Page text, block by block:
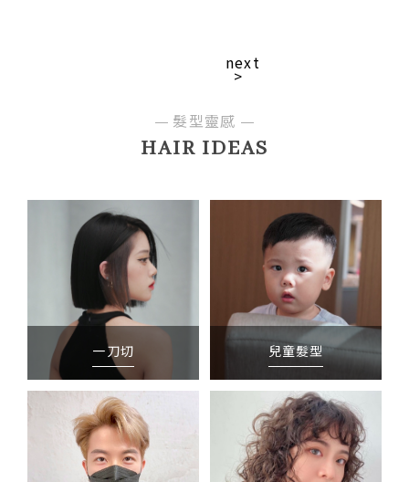
next
>
HAIR IDEAS
髮型靈感
一刀切 兒童髮型